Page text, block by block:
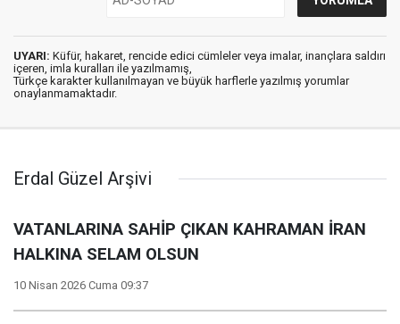
UYARI: Küfür, hakaret, rencide edici cümleler veya imalar, inançlara saldırı
içeren, imla kuralları ile yazılmamış,
Türkçe karakter kullanılmayan ve büyük harflerle yazılmış yorumlar
onaylanmamaktadır.
Erdal Güzel Arşivi
VATANLARINA SAHİP ÇIKAN KAHRAMAN İRAN
HALKINA SELAM OLSUN
10 Nisan 2026 Cuma 09:37